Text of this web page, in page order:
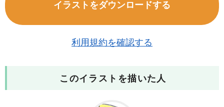
イラストをダウンロードする
利用規約を確認する
このイラストを描いた人